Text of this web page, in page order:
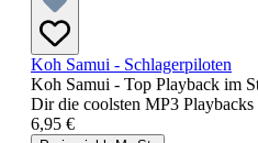
Koh Samui - Schlagerpiloten
Koh Samui - Top Playback im
Dir die coolsten MP3
6,95 €